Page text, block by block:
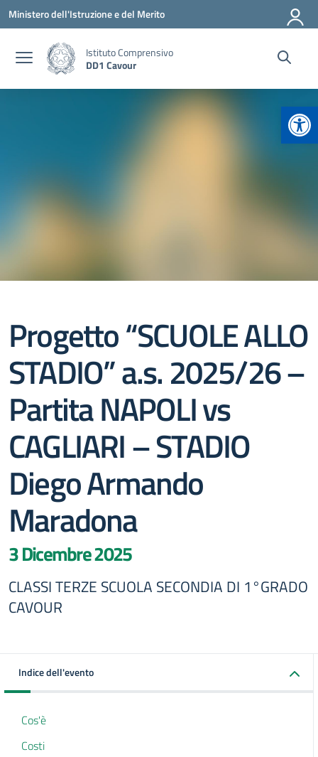
Vai ai contenuti
Vai al menu di navigazione
Vai al footer
Ministero dell'Istruzione e del Merito
Istituto Comprensivo
DD1 Cavour
Progetto “SCUOLE ALLO
STADIO” a.s. 2025/26 –
Partita NAPOLI vs
CAGLIARI – STADIO
Diego Armando
Maradona
3 Dicembre 2025
CLASSI TERZE SCUOLA SECONDIA DI 1°GRADO
CAVOUR
Indice dell'evento
Cos'è
Costi